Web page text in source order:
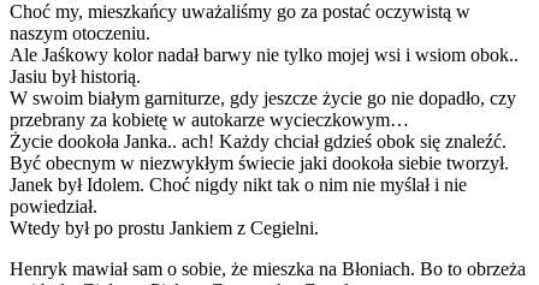
Choć my, mieszkańcy uważaliśmy go za postać oczywistą w
naszym otoczeniu.
Ale Jaśkowy kolor nadał barwy nie tylko mojej wsi i wsiom obok..
Jasiu był historią.
W swoim białym garniturze, gdy jeszcze życie go nie dopadło, czy
przebrany za kobietę w autokarze wycieczkowym…
Życie dookoła Janka.. ach! Każdy chciał gdzieś obok się znaleźć.
Być obecnym w niezwykłym świecie jaki dookoła siebie tworzył.
Janek był Idolem. Choć nigdy nikt tak o nim nie myślał i nie
powiedział.
Wtedy był po prostu Jankiem z Cegielni.
Henryk mawiał sam o sobie, że mieszka na Błoniach. Bo to obrzeża